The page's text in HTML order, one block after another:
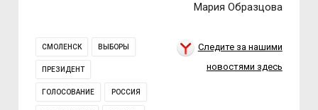
Мария Образцова
СМОЛЕНСК ВЫБОРЫ
ПРЕЗИДЕНТ
ГОЛОСОВАНИЕ РОССИЯ
Следите за нашими
новостями здесь